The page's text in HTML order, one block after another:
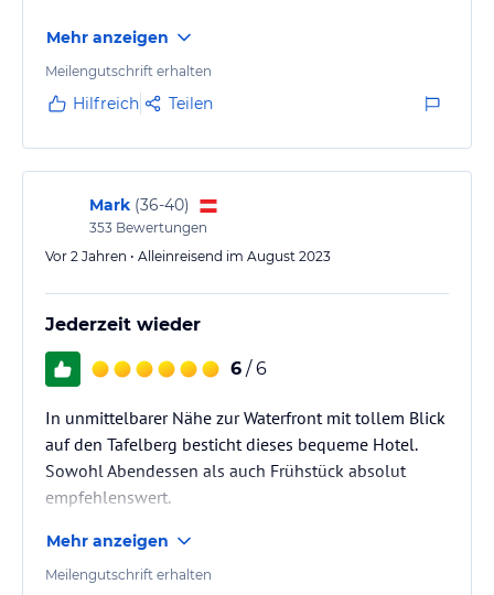
Mehr anzeigen
Meilengutschrift erhalten
Hilfreich Teilen
Mark (36-40)
353 Bewertungen
Vor 2 Jahren • Alleinreisend im August 2023
Jederzeit wieder
6 / 6
In unmittelbarer Nähe zur Waterfront mit tollem Blick
auf den Tafelberg besticht dieses bequeme Hotel.
Sowohl Abendessen als auch Frühstück absolut
empfehlenswert.
Mehr anzeigen
Meilengutschrift erhalten